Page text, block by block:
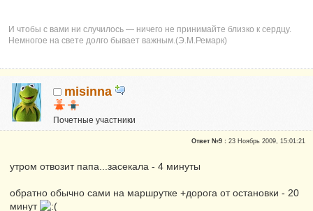
И чтобы с вами ни случилось — ничего не принимайте близко к сердцу.
Немногое на свете долго бывает важным.(Э.М.Ремарк)
misinna
Почетные участники
Ответ №9 :23 Ноябрь 2009, 15:01:21
утром отвозит папа...засекала - 4 минуты
обратно обычно сами на маршрутке +дорога от остановки - 20
минут